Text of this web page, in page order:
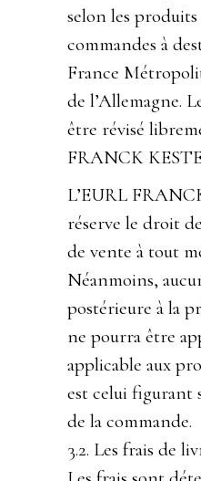
selon les produits
commandes à
France
de l’Allemagne.
être révisé
FRANCK
L’EURL
réserve le droit
de vente à tout
Néanmoins,
postérieure à la
ne pourra être
applicable aux
est celui figurant
de la commande.
3.2. Les frais de